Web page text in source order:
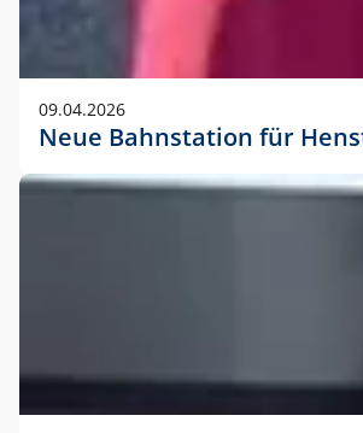
09.04.2026
Neue Bahnstation für